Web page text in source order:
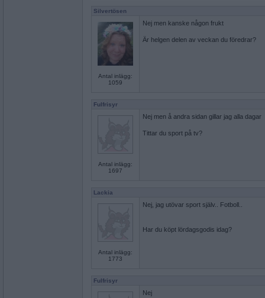
Silvertösen
Antal inlägg:
1059
Nej men kanske någon frukt
Är helgen delen av veckan du föredrar?
Fulfrisyr
Antal inlägg:
1697
Nej men å andra sidan gillar jag alla dagar
Tittar du sport på tv?
Lackia
Antal inlägg:
1773
Nej, jag utövar sport själv.. Fotboll..
Har du köpt lördagsgodis idag?
Fulfrisyr
Nej